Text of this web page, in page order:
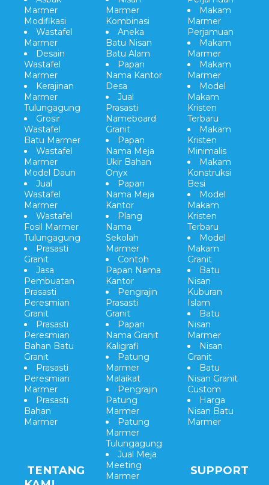
Marmer
Modifikasi
Wastafel
Marmer
Desain
Wastafel
Marmer
Kerajinan
Marmer
Tulungagung
Grosir
Wastafel
Batu Marmer
Wastafel
Marmer
Model Daun
Jual
Wastafel
Marmer
Wastafel
Fosil Marmer
Tulungagung
Prasasti
Granit
Jasa
Pembuatan
Prasasti
Peresmian
Granit
Prasasti
Peresmian
Bahan Batu
Granit
Prasasti
Peresmian
Marmer
Prasasti
Bahan
Marmer
TENTANG
Marmer
Kombinasi
Aneka
Batu Nisan
Batu Alam
Papan
Nama Kantor
Desa
Jual
Prasasti
Nameboard
Granit
Papan
Nama Meja
Ukir Bahan
Onyx
Papan
Nama Meja
Kantor
Plang
Nama
Sekolah
Marmer
Contoh
Papan Nama
Kantor
Pengrajin
Prasasti
Granit
Papan
Nama Granit
Kaligrafi
Patung
Marmer
Malaikat
Pengrajin
Patung
Marmer
Patung
Marmer
Tulungagung
Jual Meja
Meeting
Marmer
Makam
Marmer
Perjamuan
Makam
Marmer
Makam
Marmer
Model
Makam
Kristen
Terbaru
Makam
Kristen
Minimalis
Makam
Konstruksi
Besi
Model
Makam
Kristen
Terbaru
Model
Makam
Granit
Batu
Nisan
Kuburan
Islam
Batu
Nisan
Marmer
Nisan
Granit
Batu
Nisan Granit
Custom
Harga
Nisan Batu
Marmer
SUPPORT